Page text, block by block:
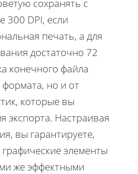
сохранять с
300 DPI, если
печать, а для
достаточно 72
конечного файла
формата, но и от
которые вы
экспорта. Настраивая
вы гарантируете,
элементы
же эффектными